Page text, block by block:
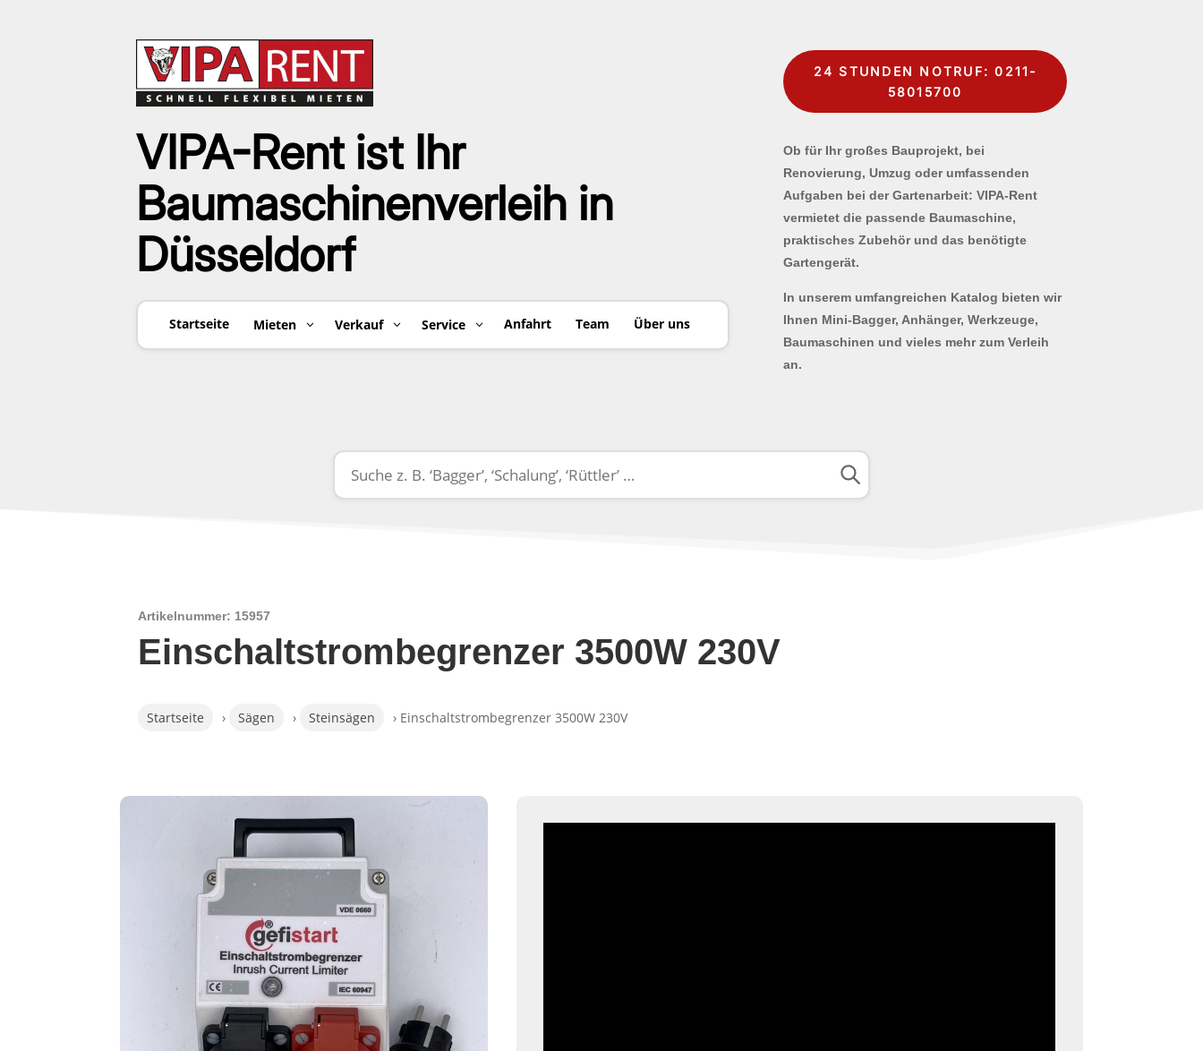
VIPA-Rent ist Ihr
Baumaschinenverleih in
Düsseldorf
Startseite Mieten Verkauf Service Anfahrt Team Über uns
24 STUNDEN NOTRUF: 0211-
58015700
Ob für Ihr großes Bauprojekt, bei
Renovierung, Umzug oder umfassenden
Aufgaben bei der Gartenarbeit: VIPA-Rent
vermietet die passende Baumaschine,
praktisches Zubehör und das benötigte
Gartengerät.
In unserem umfangreichen Katalog bieten wir
Ihnen Mini-Bagger, Anhänger, Werkzeuge,
Baumaschinen und vieles mehr zum Verleih
an.
Artikelnummer: 15957
Einschaltstrombegrenzer 3500W 230V
Startseite › Sägen › Steinsägen › Einschaltstrombegrenzer 3500W 230V